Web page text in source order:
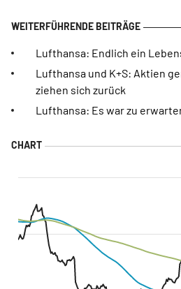
Lufthansa: Endlich ein
Lufthansa und K+S: Aktien
ziehen sich zurück
Lufthansa: Es war zu